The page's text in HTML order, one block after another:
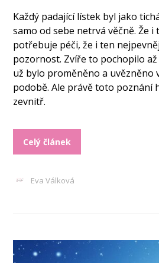
Každý padající lístek byl jako
samo od sebe netrvá věčně. Že i
potřebuje péči, že i ten
pozornost. Zvíře to pochopilo
už bylo proměněno a uvězněno
podobě. Ale právě toto poznání
zevnitř.
Celý článek
Eva Válková